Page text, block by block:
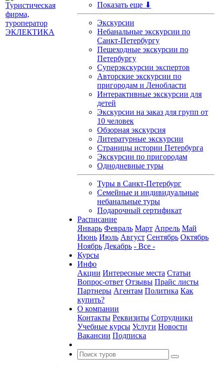
Показать еще ⬇
Экскурсии
Небанальные экскурсии по
Санкт-Петербургу
Пешеходные экскурсии по
Петербургу
Суперэкскурсии экспертов
Авторские экскурсии по
пригородам и Ленобласти
Интерактивные экскурсии для
детей
Экскурсии на заказ для групп от
10 человек
Обзорная экскурсия
Литературные экскурсии
Страницы истории Петербурга
Экскурсии по пригородам
Однодневные туры
Туры в Санкт-Петербург
Семейные и индивидуальные
небанальные туры
Подарочный сертификат
Расписание
Январь Февраль Март Апрель Май
Июнь Июль Август Сентябрь Октябрь
Ноябрь Декабрь - Все -
Курсы
Инфо
Акции Интересные места Статьи
Вопрос-ответ Отзывы Прайс листы
Партнеры Агентам Политика Как
купить?
О компании
Контакты Реквизиты Сотрудники
Учебные курсы Услуги Новости
Вакансии Подписка